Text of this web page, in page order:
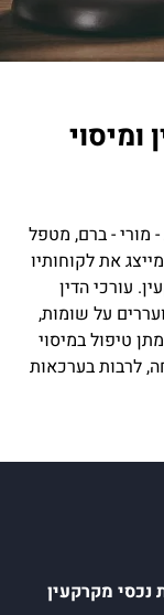
ומיסוי
- מורי - ברם, מטפל
את לקוחותיו
עורכי הדין
על שומות,
טיפול במיסוי
לרבות בערכאות
נכסי מקרקעין